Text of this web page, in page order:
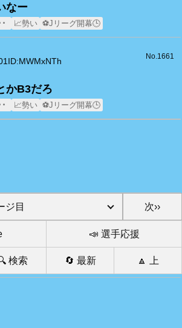
なー
･ 📈勢い ⚽Jリーグ開幕🕒
ID:MWMxNTh
No.1661
かB3だろ
･ 📈勢い ⚽Jリーグ開幕🕒
次››
📣 選手応援
検索 🔄 最新 🔼 上